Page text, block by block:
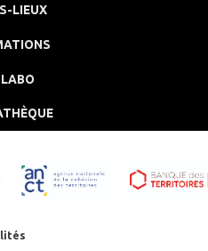
LIEUX
LABO